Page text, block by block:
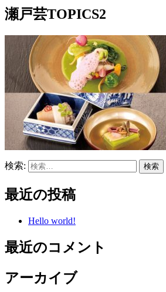
瀬戸芸TOPICS2
検索:
最近の投稿
Hello world!
最近のコメント
アーカイブ